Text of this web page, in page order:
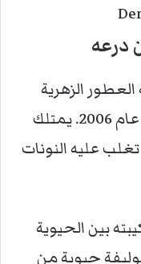
درعه
الزهرية
الأروماتيك، أطلقته ماركة كيج في عام 2006. يمتلك
عليه النونات
بين الحيوية
حيوية من